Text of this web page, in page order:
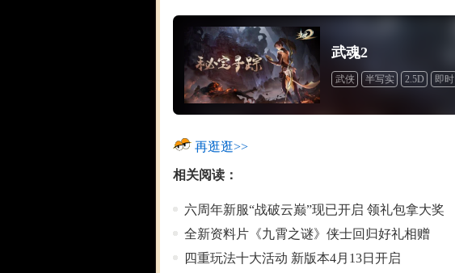
武魂2
武侠 半写实 2.5D 即时
再逛逛>>
相关阅读：
六周年新服“战破云巅”现已开启 领礼包拿大奖
全新资料片《九霄之谜》侠士回归好礼相赠
四重玩法十大活动 新版本4月13日开启